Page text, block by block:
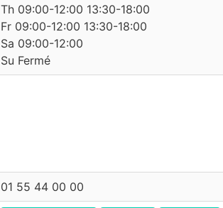
Th 09:00-12:00 13:30-18:00
Fr 09:00-12:00 13:30-18:00
Sa 09:00-12:00
Su Fermé
01 55 44 00 00